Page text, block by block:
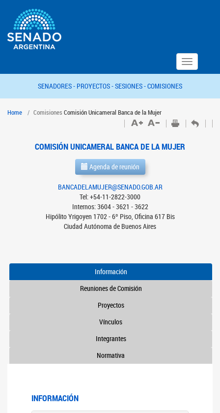
Toggle
navigation
SENADORES - PROYECTOS -SESIONES -COMISIONES
Home Comisiones Comisión Unicameral Banca de la Mujer
COMISIÓN UNICAMERAL BANCA DE LA MUJER
Agenda de reunión
BANCADELAMUJER@SENADO.GOB.AR
Tel: +54-11-2822-3000
Internos: 3604 - 3621 - 3622
Hipólito Yrigoyen 1702 - 6º Piso, Oficina 617 Bis
Ciudad Autónoma de Buenos Aires
Información
Reuniones de Comisión
Proyectos
Vínculos
Integrantes
Normativa
INFORMACIÓN